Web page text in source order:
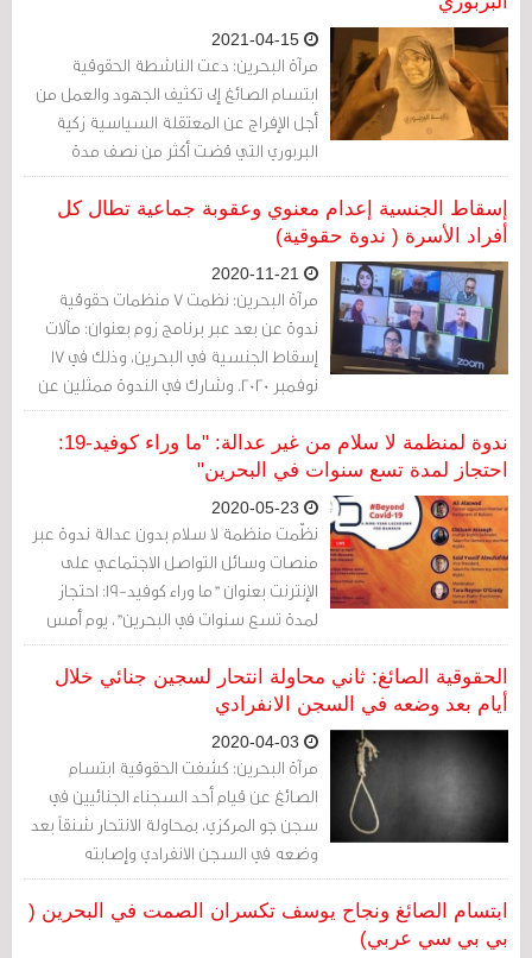
مرآة البحرين: دعت الناشطة الحقوقية
ابتسام الصائغ إلى تكثيف الجهود والعمل من
أجل الإفراج عن المعتقلة السياسية زكية
البربوري التي قضت أكثر من نصف مدة
محكوميتها البالغة خمس سنين.
إسقاط الجنسية إعدام معنوي وعقوبة جماعية تطال كل
أفراد الأسرة ( ندوة حقوقية)
مرآة البحرين: نظمت 7 منظمات حقوقية
ندوة عن بعد عبر برنامج زوم بعنوان: مآلات
إسقاط الجنسية في البحرين، وذلك في 17
نوفمبر 2020. وشارك في الندوة ممثلين عن
المنظمات المُنظِّمة إضافة إلى عدد من ضحايا
إسقاط الجنسية في البحرين.
ندوة لمنظمة لا سلام من غير عدالة: "ما وراء كوفيد-19:
احتجاز لمدة تسع سنوات في البحرين"
نظّمت منظمة لا سلام بدون عدالة ندوة عبر
منصات وسائل التواصل الاجتماعي على
الإنترنت بعنوان "ما وراء كوفيد-19: احتجاز
لمدة تسع سنوات في البحرين"، يوم أمس
الجمعة، ضمن سلسلة من ندواتها
الأسبوعية في ظل جائحة الكورونا.
الحقوقية الصائغ: ثاني محاولة انتحار لسجين جنائي خلال
أيام بعد وضعه في السجن الانفرادي
مرآة البحرين: كشفت الحقوقية ابتسام
الصائغ عن قيام أحد السجناء الجنائيين في
سجن جو المركزي، بمحاولة الانتحار شنقاً بعد
وضعه في السجن الانفرادي وإصابته
بالاكتئاب، وأوضحت أن هذه محاولة انتحار
لهذا السجين خلال هذا الأسبوع.
ابتسام الصائغ ونجاح يوسف تكسران الصمت في البحرين (
بي بي سي عربي)